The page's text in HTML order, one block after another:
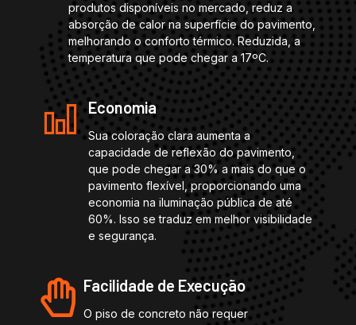
produtos disponíveis no mercado, reduz a
absorção de calor na superfície do pavimento,
melhorando o conforto térmico. Reduzida, a
temperatura que pode chegar a 17ºC.
Economia
Sua coloração clara aumenta a
capacidade de reflexão do pavimento,
que pode chegar a 30% a mais do que o
pavimento flexível, proporcionando uma
economia na iluminação pública de até
60%. Isso se traduz em melhor visibilidade
e segurança.
Facilidade de Execução
O piso de concreto não requer